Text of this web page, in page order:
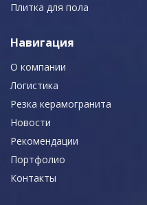
Плитка для пола
Навигация
О компании
Логистика
Резка керамогранита
Новости
Рекомендации
Портфолио
Контакты